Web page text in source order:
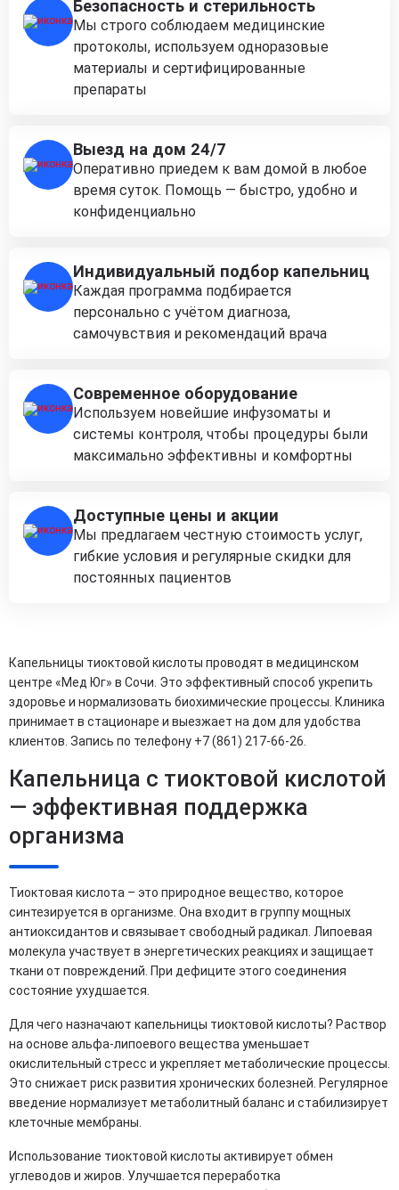
Безопасность и стерильность
Мы строго соблюдаем медицинские
протоколы, используем одноразовые
материалы и сертифицированные
препараты
Выезд на дом 24/7
Оперативно приедем к вам домой в любое
время суток. Помощь — быстро, удобно и
конфиденциально
Индивидуальный подбор капельниц
Каждая программа подбирается
персонально с учётом диагноза,
самочувствия и рекомендаций врача
Современное оборудование
Используем новейшие инфузоматы и
системы контроля, чтобы процедуры были
максимально эффективны и комфортны
Доступные цены и акции
Мы предлагаем честную стоимость услуг,
гибкие условия и регулярные скидки для
постоянных пациентов
Капельницы тиоктовой кислоты проводят в медицинском
центре «Мед Юг» в Сочи. Это эффективный способ укрепить
здоровье и нормализовать биохимические процессы. Клиника
принимает в стационаре и выезжает на дом для удобства
клиентов. Запись по телефону +7 (861) 217-66-26.
Капельница с тиоктовой кислотой
— эффективная поддержка
организма
Тиоктовая кислота – это природное вещество, которое
синтезируется в организме. Она входит в группу мощных
антиоксидантов и связывает свободный радикал. Липоевая
молекула участвует в энергетических реакциях и защищает
ткани от повреждений. При дефиците этого соединения
состояние ухудшается.
Для чего назначают капельницы тиоктовой кислоты? Раствор
на основе альфа-липоевого вещества уменьшает
окислительный стресс и укрепляет метаболические процессы.
Это снижает риск развития хронических болезней. Регулярное
введение нормализует метаболитный баланс и стабилизирует
клеточные мембраны.
Использование тиоктовой кислоты активирует обмен
углеводов и жиров. Улучшается переработка